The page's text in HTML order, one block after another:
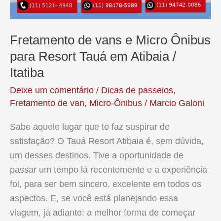
Fretamento de vans e Micro Ônibus
para Resort Tauá em Atibaia /
Itatiba
Deixe um comentário / Dicas de passeios,
Fretamento de van, Micro-Ônibus / Marcio Galoni
Sabe aquele lugar que te faz suspirar de
satisfação? O Tauá Resort Atibaia é, sem dúvida,
um desses destinos. Tive a oportunidade de
passar um tempo lá recentemente e a experiência
foi, para ser bem sincero, excelente em todos os
aspectos. E, se você está planejando essa
viagem, já adianto: a melhor forma de começar